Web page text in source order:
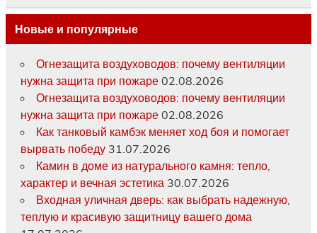
Новые и популярные
Огнезащита воздуховодов: почему вентиляции
нужна защита при пожаре 02.08.2026
Огнезащита воздуховодов: почему вентиляции
нужна защита при пожаре 02.08.2026
Как танковый камбэк меняет ход боя и помогает
вырвать победу 31.07.2026
Камин в доме из натурального камня: тепло,
характер и вечная эстетика 30.07.2026
Входная уличная дверь: как выбрать надежную,
теплую и красивую защитницу вашего дома